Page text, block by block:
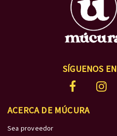
SÍGUENOS EN
ACERCA DE MÚCURA
Sea proveedor